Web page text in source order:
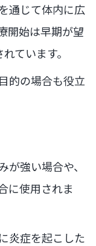
通じて体内に広
開始は早期が望
ています。
的の場合も役立
強い場合や、
に使用されま
炎症を起こした